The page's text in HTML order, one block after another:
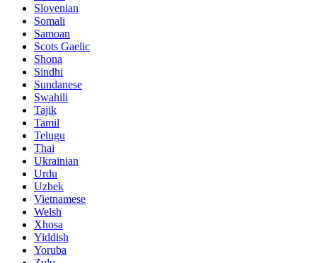
Slovenian
Somali
Samoan
Scots Gaelic
Shona
Sindhi
Sundanese
Swahili
Tajik
Tamil
Telugu
Thai
Ukrainian
Urdu
Uzbek
Vietnamese
Welsh
Xhosa
Yiddish
Yoruba